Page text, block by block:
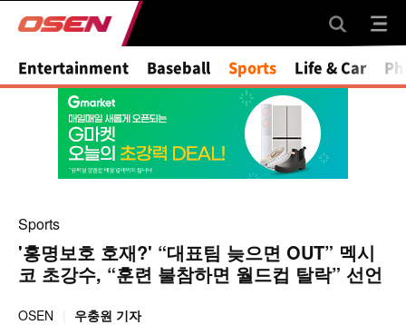
Entertainment Baseball Sports Life & Car
Sports
'홍명보호 호재?' “대표팀 늦으면 OUT” 멕시
코 초강수, “훈련 불참하면 월드컵 탈락” 선언
OSEN 우충원 기자